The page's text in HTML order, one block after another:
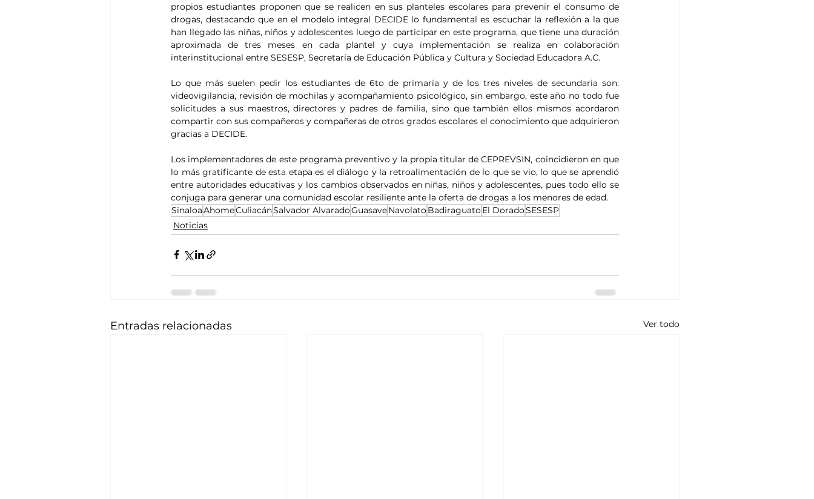
propios estudiantes proponen que se realicen en sus planteles escolares para prevenir el consumo de
drogas, destacando que en el modelo integral DECIDE lo fundamental es escuchar la reflexión a la que
han llegado las niñas, niños y adolescentes luego de participar en este programa, que tiene una duración
aproximada de tres meses en cada plantel y cuya implementación se realiza en colaboración
interinstitucional entre SESESP, Secretaría de Educación Pública y Cultura y Sociedad Educadora A.C.
Lo que más suelen pedir los estudiantes de 6to de primaria y de los tres niveles de secundaria son:
videovigilancia, revisión de mochilas y acompañamiento psicológico, sin embargo, este año no todo fue
solicitudes a sus maestros, directores y padres de familia, sino que también ellos mismos acordaron
compartir con sus compañeros y compañeras de otros grados escolares el conocimiento que adquirieron
gracias a DECIDE.
Los implementadores de este programa preventivo y la propia titular de CEPREVSIN, coincidieron en que
lo más gratificante de esta etapa es el diálogo y la retroalimentación de lo que se vio, lo que se aprendió
entre autoridades educativas y los cambios observados en niñas, niños y adolescentes, pues todo ello se
conjuga para generar una comunidad escolar resiliente ante la oferta de drogas a los menores de edad.
SinaloaAhomeCuliacánSalvador AlvaradoGuasaveNavolatoBadiraguatoEl DoradoSESESP
Noticias
Entradas relacionadas Ver todo